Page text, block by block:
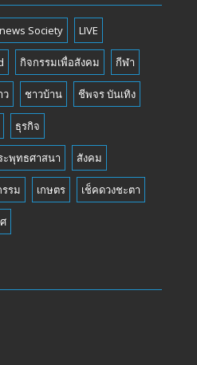
Society LIVE
กิจกรรมเพื่อสังคม กีฬา
ว ชาวบ้าน ชีพจร บันเทิง
ธุรกิจ
ะพุทธศาสนา สังคม
รม เกษตร เช็คดวงชะตา